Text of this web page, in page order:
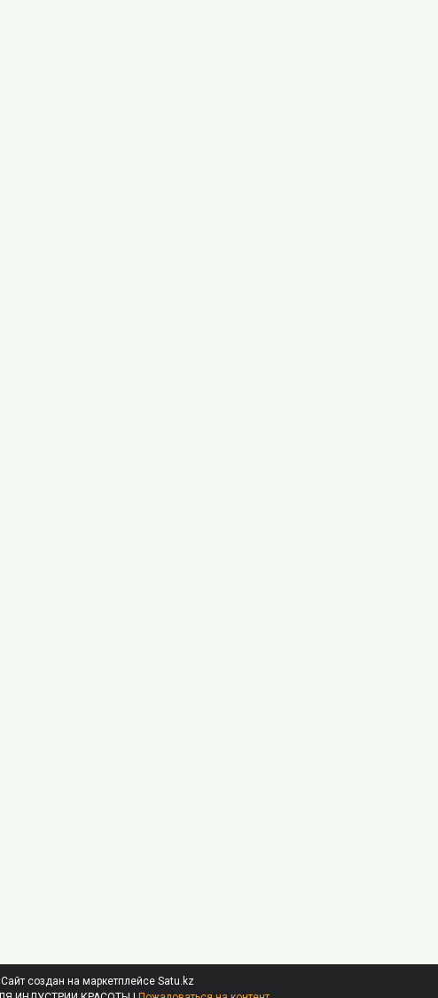
Сайт создан на маркетплейсе Satu.kz